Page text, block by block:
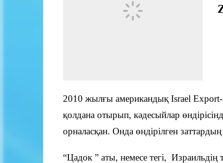
2010 жылғы американдық Israel Export-
қолдана отырып, кәдесыйлар
орналасқан. Онда өндірілген
“Цадок ” аты, немесе тегі, Израильдің